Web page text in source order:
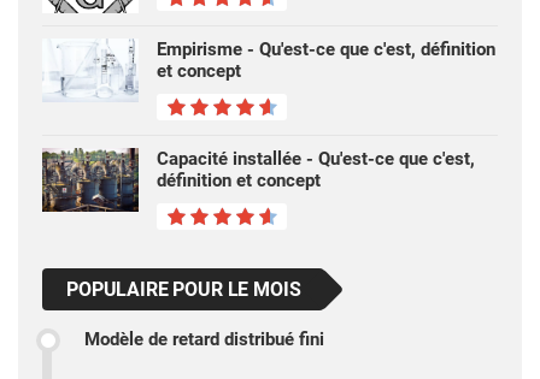
Empirisme - Qu'est-ce que c'est, définition
et concept
Capacité installée - Qu'est-ce que c'est,
définition et concept
POPULAIRE POUR LE MOIS
Modèle de retard distribué fini